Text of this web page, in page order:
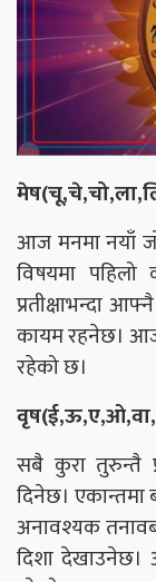
आज मनमा नयाँ
विषयमा
प्रतीक्षाभन्दा
कायम रहनेछ।
रहेको छ।
सबै कुरा तुरुन्तै
दिनेछ।
अनावश्यक
दिशा